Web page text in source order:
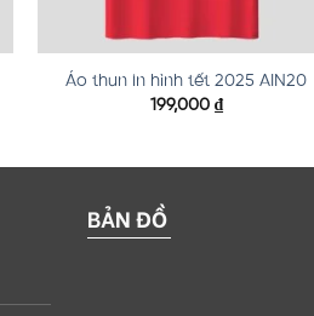
Áo thun in hình tết 2025 AIN20
199,000 ₫
BẢN ĐỒ